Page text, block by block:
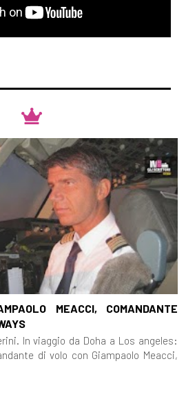
MEACCI, COMANDANTE
In viaggio da Doha a Los angeles:
di volo con Giampaolo Meacci,